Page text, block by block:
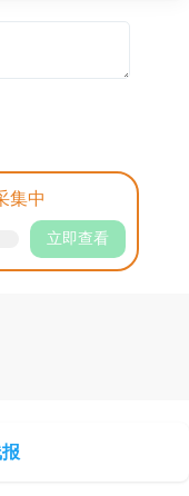
集中
立即查看